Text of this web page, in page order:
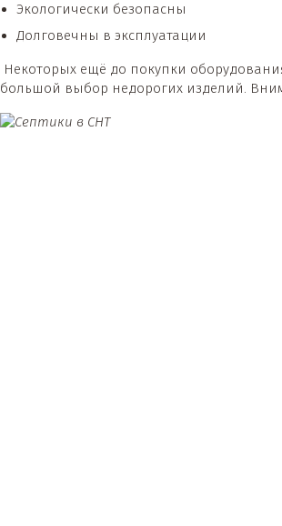
Экологически безопасны
Долговечны в эксплуатации
Некоторых ещё до покупки
большой выбор недорогих изделий.